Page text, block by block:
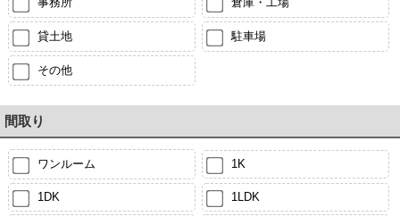
貸土地 駐車場
その他
間取り
ワンルーム 1K
1DK 1LDK